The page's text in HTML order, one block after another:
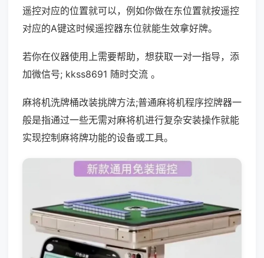
遥控对应的位置就可以，例如你做在东位置就按遥控
对应的A键这时候遥控器东位就能生效拿好牌。
若你在仪器使用上需要帮助，想获取一对一指导，添
加微信号; kkss8691 随时交流 。
麻将机洗牌桶改装挑牌方法;普通麻将机程序控牌器一
般是指通过一些无需对麻将机进行复杂安装操作就能
实现控制麻将牌功能的设备或工具。